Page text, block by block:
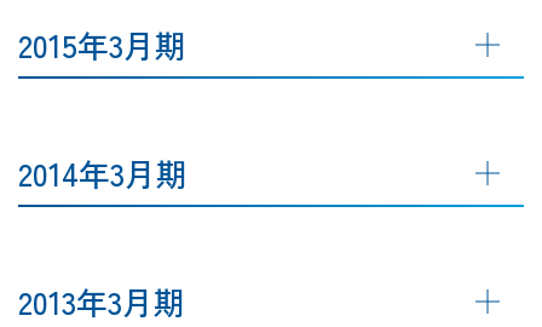
2015年3月期
2014年3月期
2013年3月期